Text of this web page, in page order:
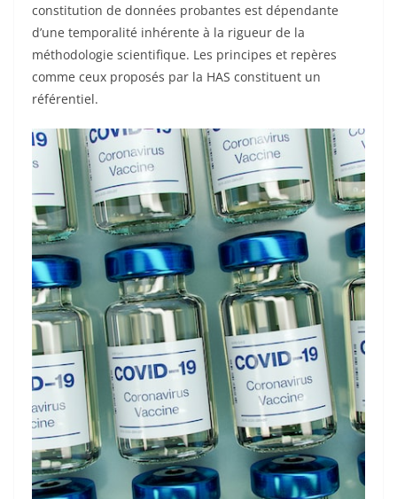
constitution de données probantes est dépendante
d’une temporalité inhérente à la rigueur de la
méthodologie scientifique. Les principes et repères
comme ceux proposés par la HAS constituent un
référentiel.